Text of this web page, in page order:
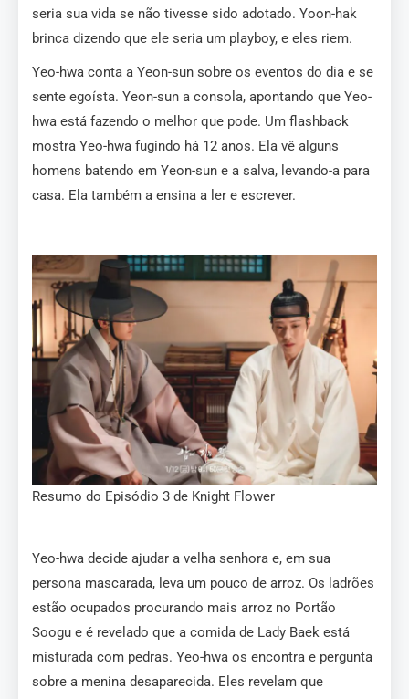
seria sua vida se não tivesse sido adotado. Yoon-hak
brinca dizendo que ele seria um playboy, e eles riem.
Yeo-hwa conta a Yeon-sun sobre os eventos do dia e se
sente egoísta. Yeon-sun a consola, apontando que Yeo-
hwa está fazendo o melhor que pode. Um flashback
mostra Yeo-hwa fugindo há 12 anos. Ela vê alguns
homens batendo em Yeon-sun e a salva, levando-a para
casa. Ela também a ensina a ler e escrever.
Resumo do Episódio 3 de Knight Flower
Yeo-hwa decide ajudar a velha senhora e, em sua
persona mascarada, leva um pouco de arroz. Os ladrões
estão ocupados procurando mais arroz no Portão
Soogu e é revelado que a comida de Lady Baek está
misturada com pedras. Yeo-hwa os encontra e pergunta
sobre a menina desaparecida. Eles revelam que